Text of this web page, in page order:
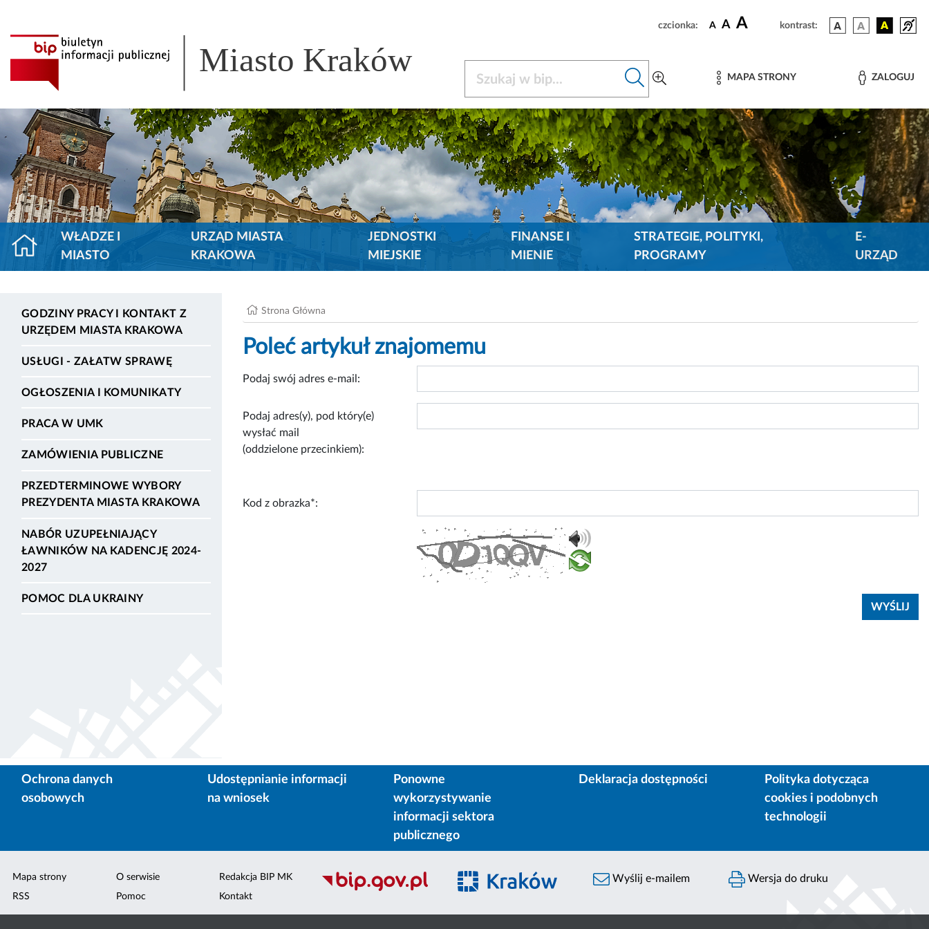
czcionka: A A A kontrast:
Miasto Kraków MAPA STRONY ZALOGUJ
WŁADZE I
MIASTO
URZĄD MIASTA
KRAKOWA
JEDNOSTKI
MIEJSKIE
FINANSE I
MIENIE
STRATEGIE, POLITYKI,
PROGRAMY
E-
URZĄD
GODZINY PRACY I KONTAKT Z
URZĘDEM MIASTA KRAKOWA
USŁUGI - ZAŁATW SPRAWĘ
OGŁOSZENIA I KOMUNIKATY
PRACA W UMK
ZAMÓWIENIA PUBLICZNE
PRZEDTERMINOWE WYBORY
PREZYDENTA MIASTA KRAKOWA
NABÓR UZUPEŁNIAJĄCY
ŁAWNIKÓW NA KADENCJĘ 2024-
2027
POMOC DLA UKRAINY
Strona Główna
Poleć artykuł znajomemu
Podaj swój adres e-mail:
Podaj adres(y), pod który(e)
wysłać mail
(oddzielone przecinkiem):
Kod z obrazka*:
Ochrona danych
osobowych
Udostępnianie informacji
na wniosek
Ponowne
wykorzystywanie
informacji sektora
publicznego
Deklaracja dostępności
Polityka dotycząca
cookies i podobnych
technologii
Mapa strony
RSS
O serwisie
Pomoc
Redakcja BIP MK
Kontakt
Wyślij e-mailem Wersja do druku